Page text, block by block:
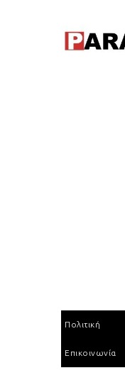
Πολιτική
Επικοινωνία